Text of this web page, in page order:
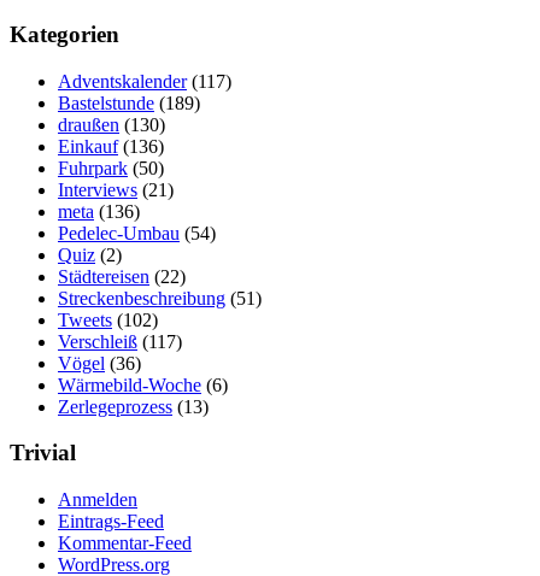
Kategorien
Adventskalender(117)
Bastelstunde (189)
draußen (130)
Einkauf(136)
Fuhrpark (50)
Interviews (21)
meta (136)
Pedelec-Umbau (54)
Quiz (2)
Städtereisen (22)
Streckenbeschreibung (51)
Tweets (102)
Verschleiß (117)
Vögel (36)
Wärmebild-Woche (6)
Zerlegeprozess (13)
Trivial
Anmelden
Eintrags-Feed
Kommentar-Feed
WordPress.org